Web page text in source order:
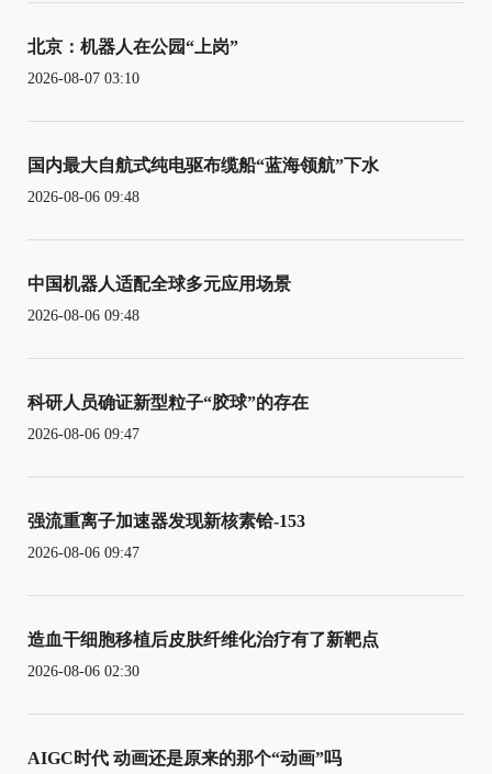
北京：机器人在公园“上岗”
2026-08-07 03:10
国内最大自航式纯电驱布缆船“蓝海领航”下水
2026-08-06 09:48
中国机器人适配全球多元应用场景
2026-08-06 09:48
科研人员确证新型粒子“胶球”的存在
2026-08-06 09:47
强流重离子加速器发现新核素铪-153
2026-08-06 09:47
造血干细胞移植后皮肤纤维化治疗有了新靶点
2026-08-06 02:30
AIGC时代 动画还是原来的那个“动画”吗